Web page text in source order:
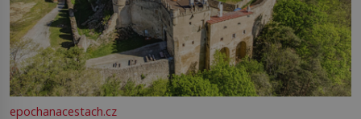
epochanacestach.cz